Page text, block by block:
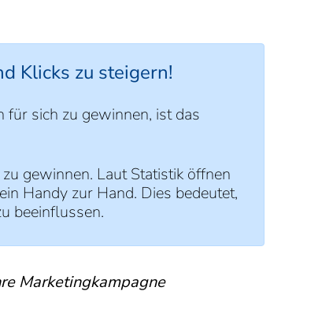
Klicks zu steigern!
für sich zu gewinnen, ist das
gewinnen. Laut Statistik öffnen
Handy zur Hand. Dies bedeutet,
beeinflussen.
Marketingkampagne